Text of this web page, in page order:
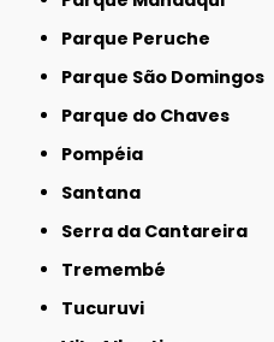
Parque Peruche
Parque São Domingos
Parque do Chaves
Pompéia
Santana
Serra da Cantareira
Tremembé
Tucuruvi